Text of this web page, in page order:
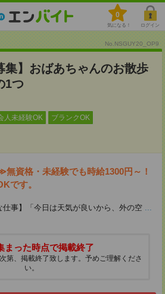
0
気になる！ ログイン
No.NSGUY20_OP9
集】おばあちゃんのお散歩
1つ
人未経験OK ブランクOK
資格・未経験でも時給1300円～！
です。
仕事】「今日は天気が良いから、外の空 ...
まった時点で掲載終了
第、掲載終了致します。予めご理解くださ
い。